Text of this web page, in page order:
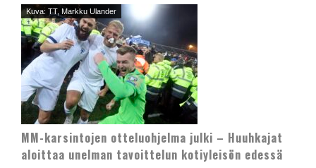
Kuva: TT, Markku Ulander
MM-karsintojen otteluohjelma julki – Huuhkajat
aloittaa unelman tavoittelun kotiyleisön edessä